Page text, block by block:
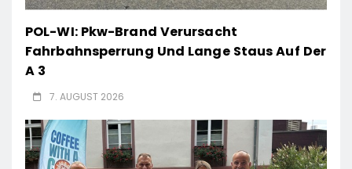
POL-WI: Pkw-Brand Verursacht
Fahrbahnsperrung Und Lange Staus Auf Der
A 3
7. AUGUST 2026